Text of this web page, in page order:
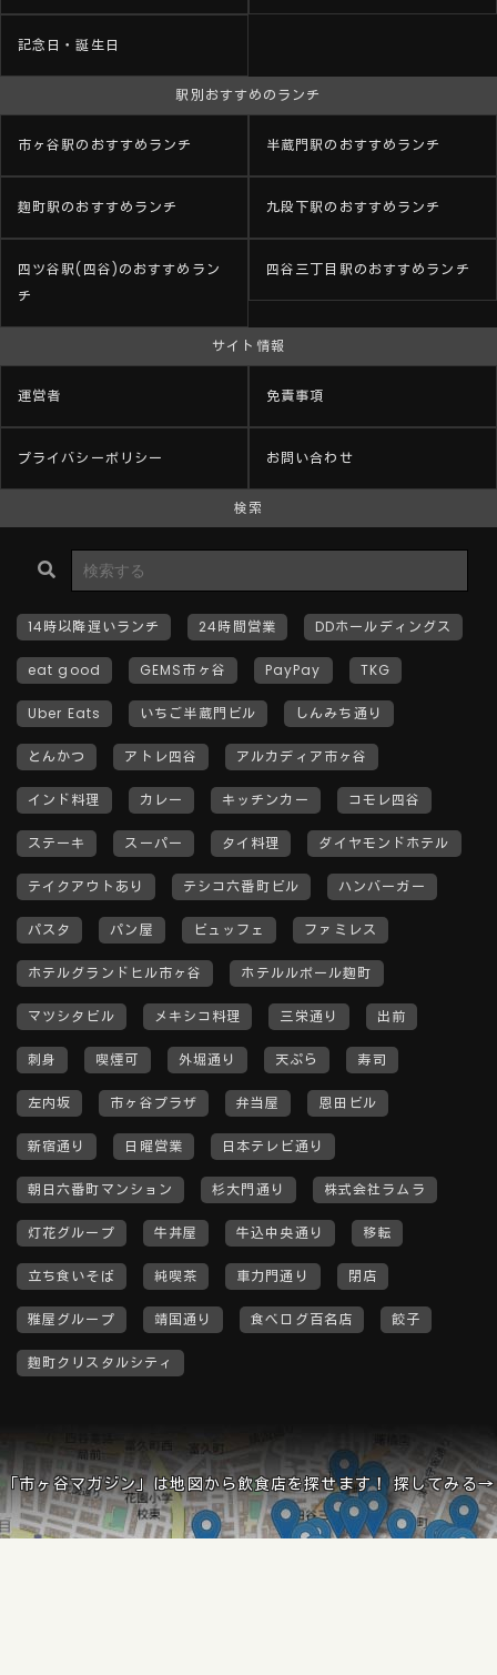
記念日・誕生日
駅別おすすめのランチ
市ヶ谷駅のおすすめランチ 半蔵門駅のおすすめランチ
麹町駅のおすすめランチ 九段下駅のおすすめランチ
四ツ谷駅(四谷)のおすすめラン
チ
四谷三丁目駅のおすすめランチ
サイト情報
運営者 免責事項
プライバシーポリシー お問い合わせ
検索
14時以降遅いランチ 24時間営業 DDホールディングス
eat good GEMS市ヶ谷 PayPay TKG
Uber Eats いちご半蔵門ビル しんみち通り
とんかつ アトレ四谷 アルカディア市ヶ谷
インド料理 カレー キッチンカー コモレ四谷
ステーキ スーパー タイ料理 ダイヤモンドホテル
テイクアウトあり テシコ六番町ビル ハンバーガー
パスタ パン屋 ビュッフェ ファミレス
ホテルグランドヒル市ヶ谷 ホテルルポール麹町
マツシタビル メキシコ料理 三栄通り 出前
刺身 喫煙可 外堀通り 天ぷら 寿司
左内坂 市ヶ谷プラザ 弁当屋 恩田ビル
新宿通り 日曜営業 日本テレビ通り
朝日六番町マンション 杉大門通り 株式会社ラムラ
灯花グループ 牛丼屋 牛込中央通り 移転
立ち食いそば 純喫茶 車力門通り 閉店
雅屋グループ 靖国通り 食べログ百名店 餃子
麹町クリスタルシティ
「市ヶ谷マガジン」は地図から飲食店を探せます！ 探してみる→